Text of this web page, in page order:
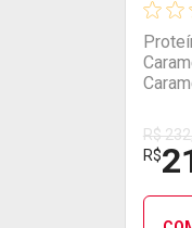
R$
R$